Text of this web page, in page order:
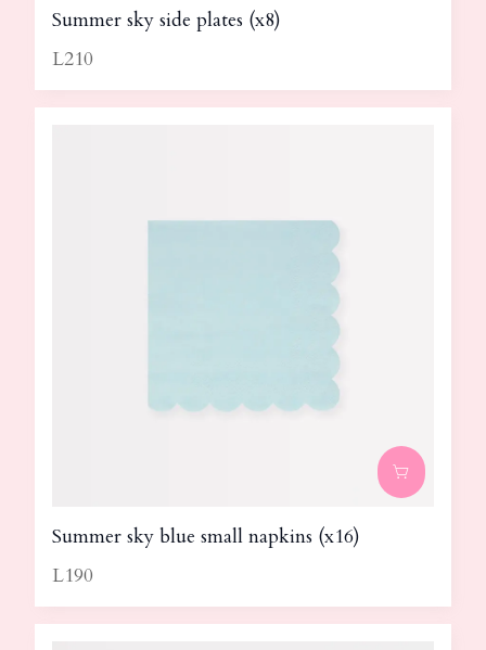
Summer sky side plates (x8)
L210
Summer sky blue small napkins (x16)
L190